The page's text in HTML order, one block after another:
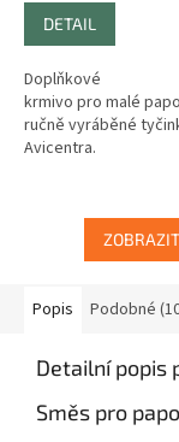
DETAIL
Doplňkové
krmivo pro malé
ručně vyráběné
Avicentra.
Popis Podobné
Detailní popis
Směs pro